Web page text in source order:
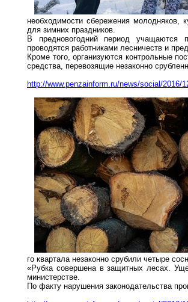
необходимости сбережения молодняков,
для зимних праздников.
В предновогодний период учащаются
проводятся работниками лесничеств и
Кроме того, организуются контрольные
средства, перевозящие незаконно
http://www.penzainform.ru/news/social/2016/
го квартала незаконно срубили четыре
«Рубка совершена в защитных лесах.
министерстве.
По факту нарушения законодательства